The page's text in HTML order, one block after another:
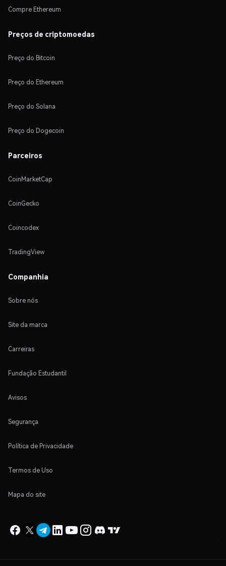
Compre Ethereum
Preços de criptomoedas
Preço do Bitcoin
Preço do Ethereum
Preço do Solana
Preço do Dogecoin
Parceiros
CoinMarketCap
CoinGecko
Coincodex
TradingView
Companhia
Sobre nós
Site da marca
Carreiras
Fundação Estudantil
Avisos
Segurança
Política de Privacidade
Termos de Uso
Mapa do site